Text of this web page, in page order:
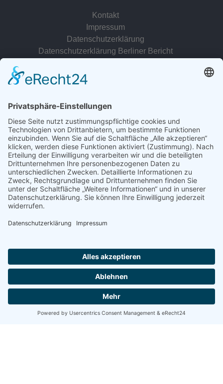
Kontakt
Impressum
Datenschutzerklärung
Datenschutzerklärung Berliner Bericht
© 2022 - 2026 Dr. Christina Baum. Alle Rechte vorbehalten.